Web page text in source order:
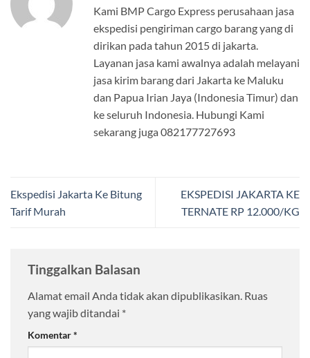
Kami BMP Cargo Express perusahaan jasa
ekspedisi pengiriman cargo barang yang di
dirikan pada tahun 2015 di jakarta.
Layanan jasa kami awalnya adalah melayani
jasa kirim barang dari Jakarta ke Maluku
dan Papua Irian Jaya (Indonesia Timur) dan
ke seluruh Indonesia. Hubungi Kami
sekarang juga 082177727693
Ekspedisi Jakarta Ke Bitung
Tarif Murah
EKSPEDISI JAKARTA KE
TERNATE RP 12.000/KG
Tinggalkan Balasan
Alamat email Anda tidak akan dipublikasikan. Ruas
yang wajib ditandai *
Komentar*